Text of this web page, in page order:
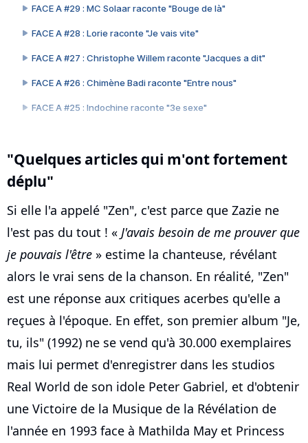
"Quelques articles qui m'ont fortement
déplu"
Si elle l'a appelé "Zen", c'est parce que Zazie ne
l'est pas du tout ! « J'avais besoin de me prouver que
je pouvais l'être » estime la chanteuse, révélant
alors le vrai sens de la chanson. En réalité, "Zen"
est une réponse aux critiques acerbes qu'elle a
reçues à l'époque. En effet, son premier album "Je,
tu, ils" (1992) ne se vend qu'à 30.000 exemplaires
mais lui permet d'enregistrer dans les studios
Real World de son idole Peter Gabriel, et d'obtenir
une Victoire de la Musique de la Révélation de
l'année en 1993 face à Mathilda May et Princess